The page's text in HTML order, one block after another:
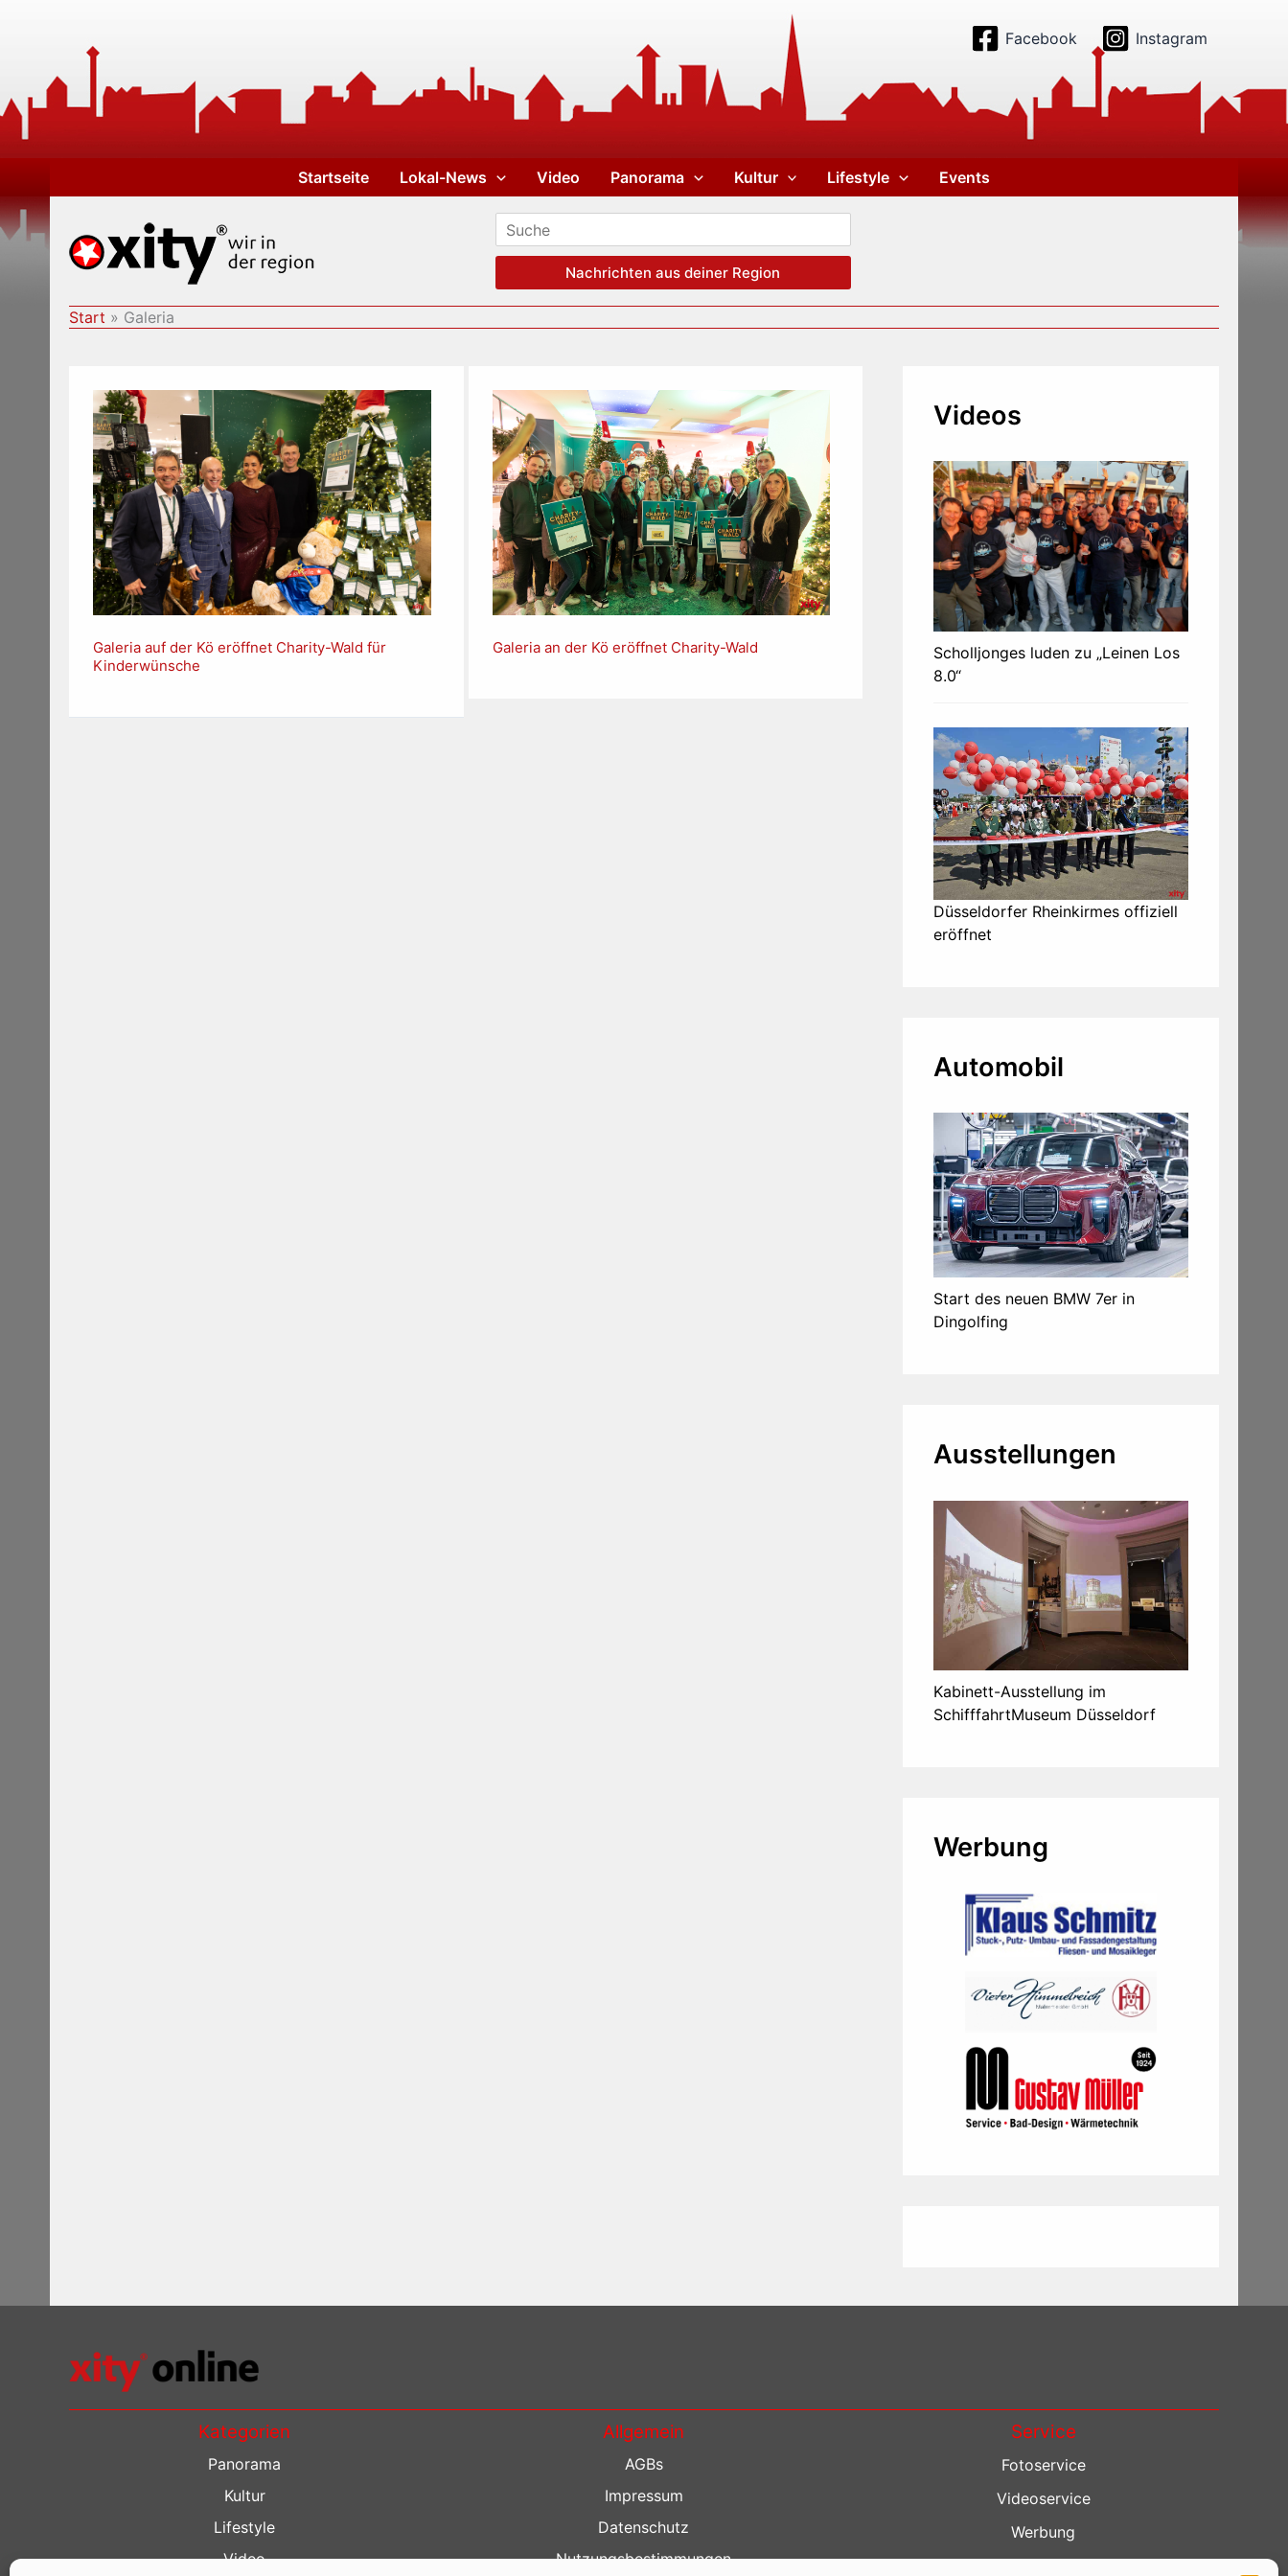
Facebook Instagram
Startseite Lokal-News Video Panorama Kultur Lifestyle Events
Nachrichten aus deiner Region
Start Galeria
Galeria auf der Kö eröffnet Charity-Wald für
Kinderwünsche
Galeria an der Kö eröffnet Charity-Wald
Videos
Scholljonges luden zu „Leinen Los
8.0“
Düsseldorfer Rheinkirmes offiziell
eröffnet
Automobil
Start des neuen BMW 7er in
Dingolfing
Ausstellungen
Kabinett-Ausstellung im
SchifffahrtMuseum Düsseldorf
Werbung
Kategorien
Panorama
Kultur
Lifestyle
Video
Allgemein
AGBs
Impressum
Datenschutz
Nutzungsbestimmungen
Service
Fotoservice
Videoservice
Werbung